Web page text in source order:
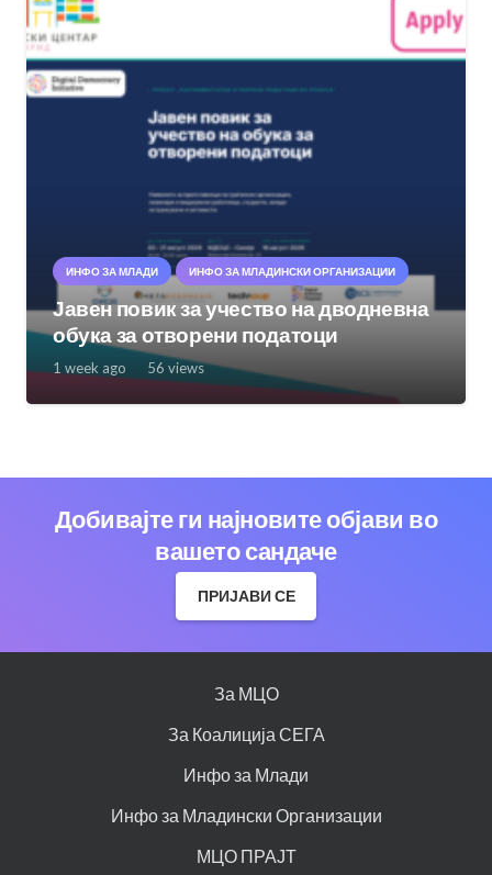
ИНФО ЗА МЛАДИ ИНФО ЗА МЛАДИНСКИ ОРГАНИЗАЦИИ
Јавен повик за учество на дводневна
обука за отворени податоци
1 week ago 56 views
Добивајте ги најновите објави во
вашето сандаче
ПРИЈАВИ СЕ
За МЦО
За Коалиција СЕГА
Инфо за Млади
Инфо за Младински Организации
МЦО ПРАЈТ